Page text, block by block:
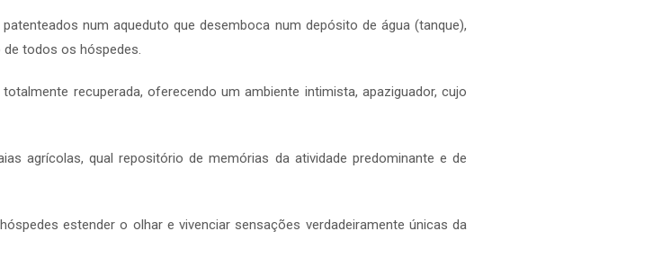
num aqueduto que desemboca num depósito de água (tanque),
todos os hóspedes.
recuperada, oferecendo um ambiente intimista, apaziguador, cujo
agrícolas, qual repositório de memórias da atividade predominante e de
estender o olhar e vivenciar sensações verdadeiramente únicas da